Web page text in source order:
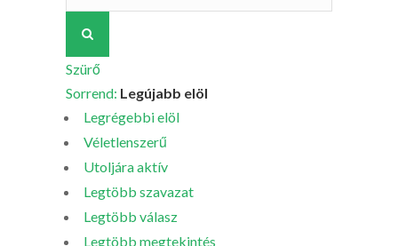
Szürő
Sorrend: Legújabb elöl
Legrégebbi elöl
Véletlenszerű
Utoljára aktív
Legtöbb szavazat
Legtöbb válasz
Legtöbb megtekintés